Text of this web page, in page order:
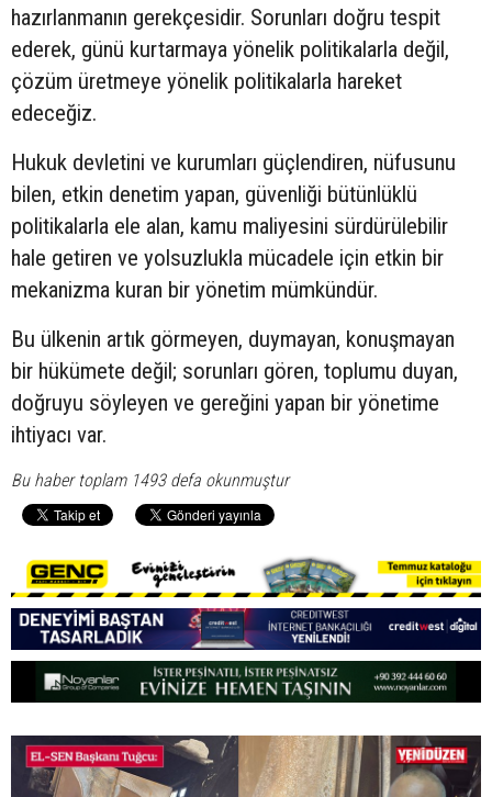
hazırlanmanın gerekçesidir. Sorunları doğru tespit
ederek, günü kurtarmaya yönelik politikalarla değil,
çözüm üretmeye yönelik politikalarla hareket
edeceğiz.
Hukuk devletini ve kurumları güçlendiren, nüfusunu
bilen, etkin denetim yapan, güvenliği bütünlüklü
politikalarla ele alan, kamu maliyesini sürdürülebilir
hale getiren ve yolsuzlukla mücadele için etkin bir
mekanizma kuran bir yönetim mümkündür.
Bu ülkenin artık görmeyen, duymayan, konuşmayan
bir hükümete değil; sorunları gören, toplumu duyan,
doğruyu söyleyen ve gereğini yapan bir yönetime
ihtiyacı var.
Bu haber toplam 1493 defa okunmuştur